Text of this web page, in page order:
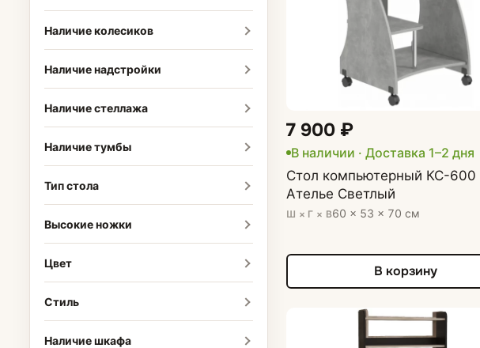
Наличие колесиков
Наличие надстройки
Наличие стеллажа
Наличие тумбы
Тип стола
Высокие ножки
Цвет
Стиль
Наличие шкафа
7 900 ₽
В наличии · Доставка 1–2 дня
Стол компьютерный КС-600
Ателье Светлый
Ш × Г × В60 × 53 × 70 см
В корзину